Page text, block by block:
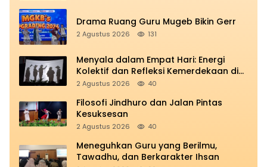
Drama Ruang Guru Mugeb Bikin Gerr
2 Agustus 2026 131
Menyala dalam Empat Hari: Energi
Kolektif dan Refleksi Kemerdekaan di
Panggung Education
2 Agustus 2026 40
Filosofi Jindhuro dan Jalan Pintas
Kesuksesan
2 Agustus 2026 40
Meneguhkan Guru yang Berilmu,
Tawadhu, dan Berkarakter Ihsan